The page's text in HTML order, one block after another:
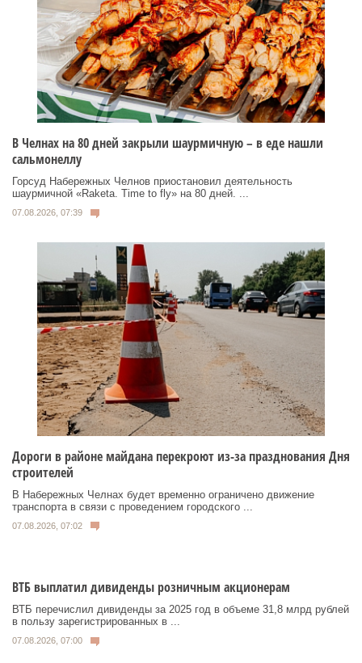
В Челнах на 80 дней закрыли шаурмичную – в еде нашли
сальмонеллу
Горсуд Набережных Челнов приостановил деятельность
шаурмичной «Raketa. Time to fly» на 80 дней. ...
07.08.2026, 07:39
Дороги в районе майдана перекроют из-за празднования Дня
строителей
В Набережных Челнах будет временно ограничено движение
транспорта в связи с проведением городского ...
07.08.2026, 07:02
ВТБ выплатил дивиденды розничным акционерам
ВТБ перечислил дивиденды за 2025 год в объеме 31,8 млрд рублей
в пользу зарегистрированных в ...
07.08.2026, 07:00